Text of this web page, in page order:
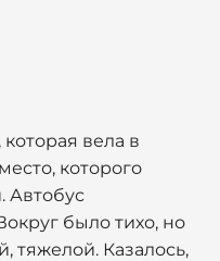
вела в
которого
Автобус
было тихо, но
тяжелой. Казалось,